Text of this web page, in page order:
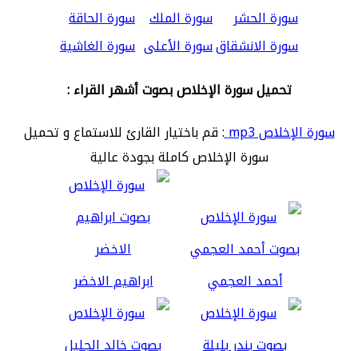
سورة الحشر
سورة الملك سورة الحاقة
سورة الانشقاقسورة الأعلى سورة الغاشية
تحميل سورة الإخلاص بصوت أشهر القراء :
سورة الإخلاص mp3
: قم باختيار القارئ للاستماع و تحميل
سورة الإخلاص كاملة بجودة عالية
أحمد العجمي ابراهيم الاخضر